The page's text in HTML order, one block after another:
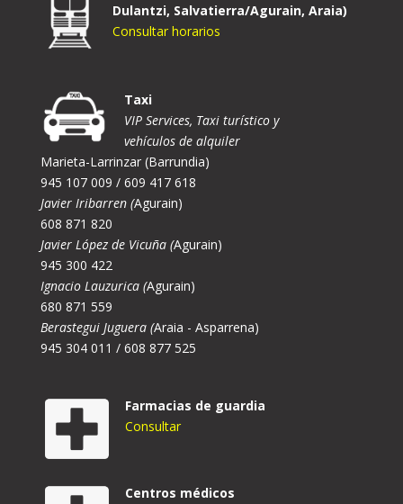
Dulantzi, Salvatierra/Agurain, Araia)
Consultar horarios
Taxi
VIP Services, Taxi turístico y
vehículos de alquiler
Marieta-Larrinzar (Barrundia)
945 107 009 / 609 417 618
Javier Iribarren (Agurain)
608 871 820
Javier López de Vicuña (Agurain)
945 300 422
Ignacio Lauzurica (Agurain)
680 871 559
Berastegui Juguera (Araia - Asparrena)
945 304 011 / 608 877 525
Farmacias de guardia
Consultar
Centros médicos